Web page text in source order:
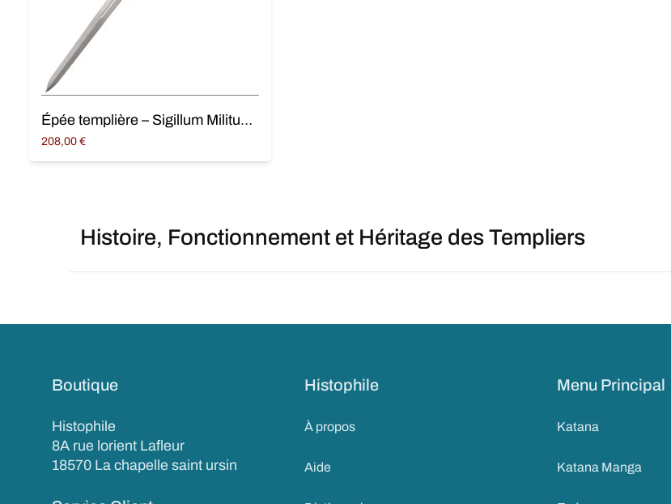
Épée templière – Sigillum Militum Xpisti
208,00 €
Ajouter au panier
Histoire, Fonctionnement et Héritage des Templiers
Boutique
Histophile
8A rue lorient Lafleur
18570 La chapelle saint ursin
Histophile
À propos
Aide
Menu Principal
Katana
Katana Manga